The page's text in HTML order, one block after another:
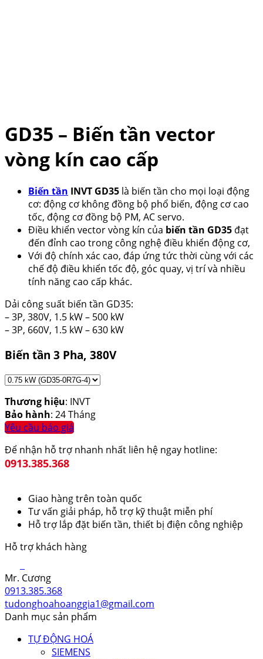
GD35 – Biến tần vector
vòng kín cao cấp
Biến tần INVT GD35 là biến tần cho mọi loại động
cơ: động cơ không đồng bộ phổ biến, động cơ cao
tốc, động cơ đồng bộ PM, AC servo.
Điều khiển vector vòng kín của biến tần GD35 đạt
đến đỉnh cao trong công nghệ điều khiển động cơ,
Với độ chính xác cao, đáp ứng tức thời cùng với các
chế độ điều khiển tốc độ, góc quay, vị trí và nhiều
tính năng cao cấp khác.
Dải công suất biến tần GD35:
– 3P, 380V, 1.5 kW – 500 kW
– 3P, 660V, 1.5 kW – 630 kW
Biến tần 3 Pha, 380V
Thương hiệu: INVT
Bảo hành: 24 Tháng
Yêu cầu báo giá
Để nhận hỗ trợ nhanh nhất liên hệ ngay hotline:
0913.385.368
Giao hàng trên toàn quốc
Tư vấn giải pháp, hỗ trợ kỹ thuật miễn phí
Hỗ trợ lắp đặt biến tần, thiết bị điện công nghiệp
Hỗ trợ khách hàng
Mr. Cương
0913.385.368
tudonghoahoanggia1@gmail.com
Danh mục sản phẩm
TỰ ĐỘNG HOÁ
SIEMENS